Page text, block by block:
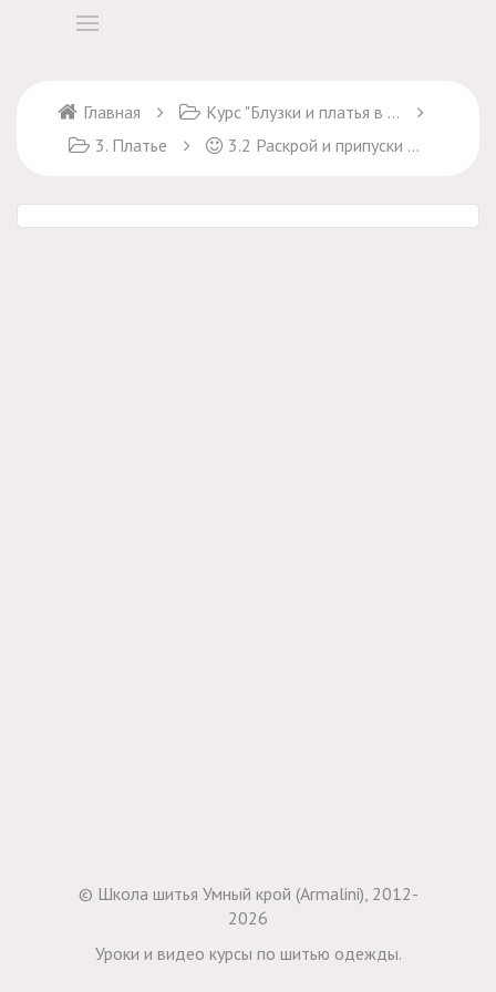
Главная
Курс "Блузки и платья в крестьянском стиле"
3. Платье
3.2 Раскрой и припуски на швы
© Школа шитья Умный крой (Armalini), 2012-
2026
Уроки и видео курсы по шитью одежды.